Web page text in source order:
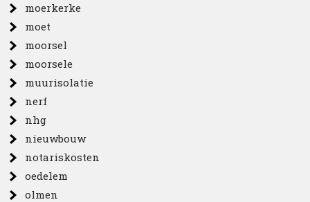
moerkerke
moet
moorsel
moorsele
muurisolatie
nerf
nhg
nieuwbouw
notariskosten
oedelem
olmen